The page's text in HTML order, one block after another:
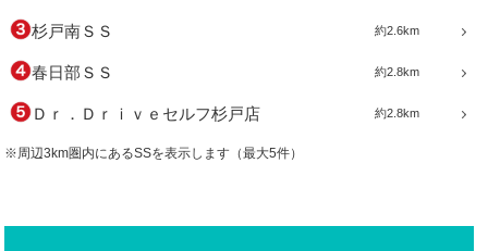
約2.6km
杉戸南ＳＳ
約2.8km
春日部ＳＳ
約2.8km
Ｄｒ．Ｄｒｉｖｅセルフ杉戸店
※周辺3km圏内にあるSSを表示します（最大5件）